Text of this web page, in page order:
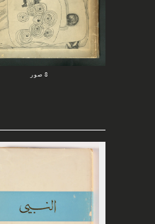
8 صور